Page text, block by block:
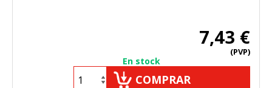
7,43 €
(PVP)
En stock
COMPRAR